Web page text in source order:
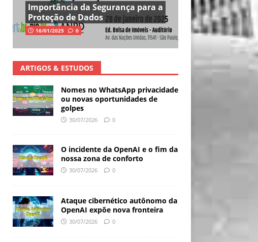
Importância da Segurança para a
Proteção de Dados
16/01/2025 0
ARTIGOS & ESTUDOS
Nomes no WhatsApp privacidade
ou novas oportunidades de
golpes
30/07/2026 0
O incidente da OpenAI e o fim da
nossa zona de conforto
30/07/2026 0
Ataque cibernético autônomo da
OpenAI expõe nova fronteira
30/07/2026 0